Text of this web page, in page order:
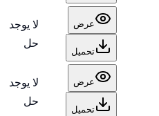
عرض
تحميل
لا يوجد
حل
عرض
تحميل
لا يوجد
حل